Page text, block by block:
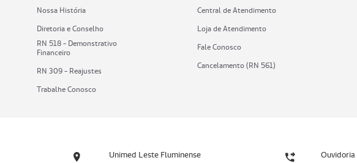
Nossa História
Diretoria e Conselho
RN 518 - Demonstrativo
Financeiro
RN 309 - Reajustes
Trabalhe Conosco
Central de Atendimento
Loja de Atendimento
Fale Conosco
Cancelamento (RN 561)
Unimed Leste Fluminense Ouvidoria